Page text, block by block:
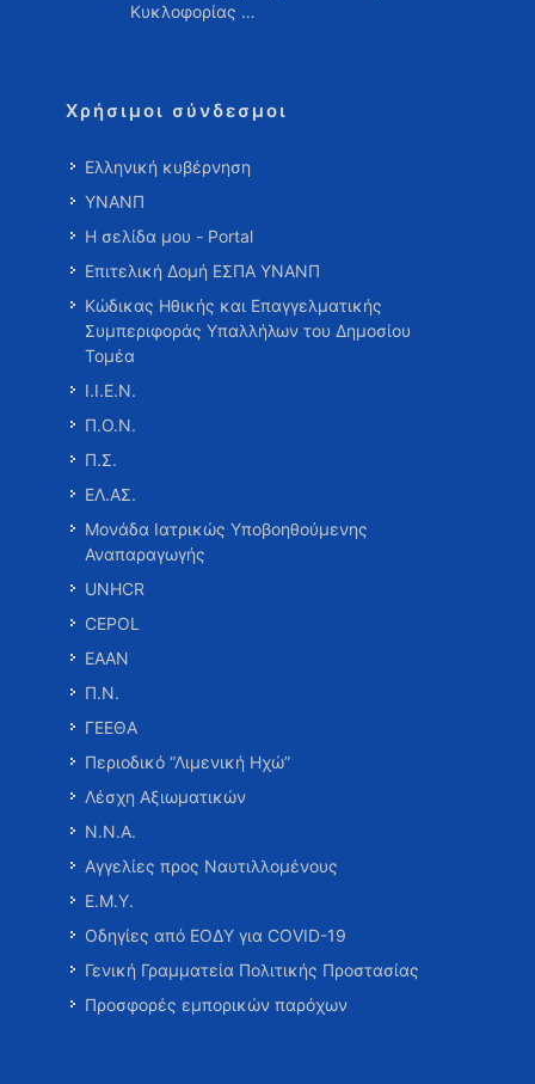
Κυκλοφορίας …
Χρήσιμοι σύνδεσμοι
Ελληνική κυβέρνηση
ΥΝΑΝΠ
Η σελίδα μου - Portal
Επιτελική Δομή ΕΣΠΑ ΥΝΑΝΠ
Κώδικας Ηθικής και Επαγγελματικής
Συμπεριφοράς Υπαλλήλων του Δημοσίου
Τομέα
Ι.Ι.Ε.Ν.
Π.Ο.Ν.
Π.Σ.
ΕΛ.ΑΣ.
Μονάδα Ιατρικώς Υποβοηθούμενης
Αναπαραγωγής
UNHCR
CEPOL
ΕΑΑΝ
Π.Ν.
ΓΕΕΘΑ
Περιοδικό “Λιμενική Ηχώ”
Λέσχη Αξιωματικών
Ν.Ν.Α.
Αγγελίες προς Ναυτιλλομένους
Ε.Μ.Υ.
Οδηγίες από ΕΟΔΥ για COVID-19
Γενική Γραμματεία Πολιτικής Προστασίας
Προσφορές εμπορικών παρόχων